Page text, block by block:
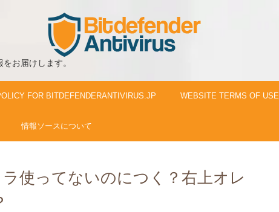
お届けします。
FOR BITDEFENDERANTIVIRUS.JP WEBSITE TERMS OF USE
情報ソースについて
使ってないのにつく？右上オレ